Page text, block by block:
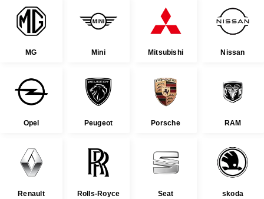
MG Mini Mitsubishi Nissan
Opel Peugeot Porsche RAM
Renault Rolls-Royce Seat skoda